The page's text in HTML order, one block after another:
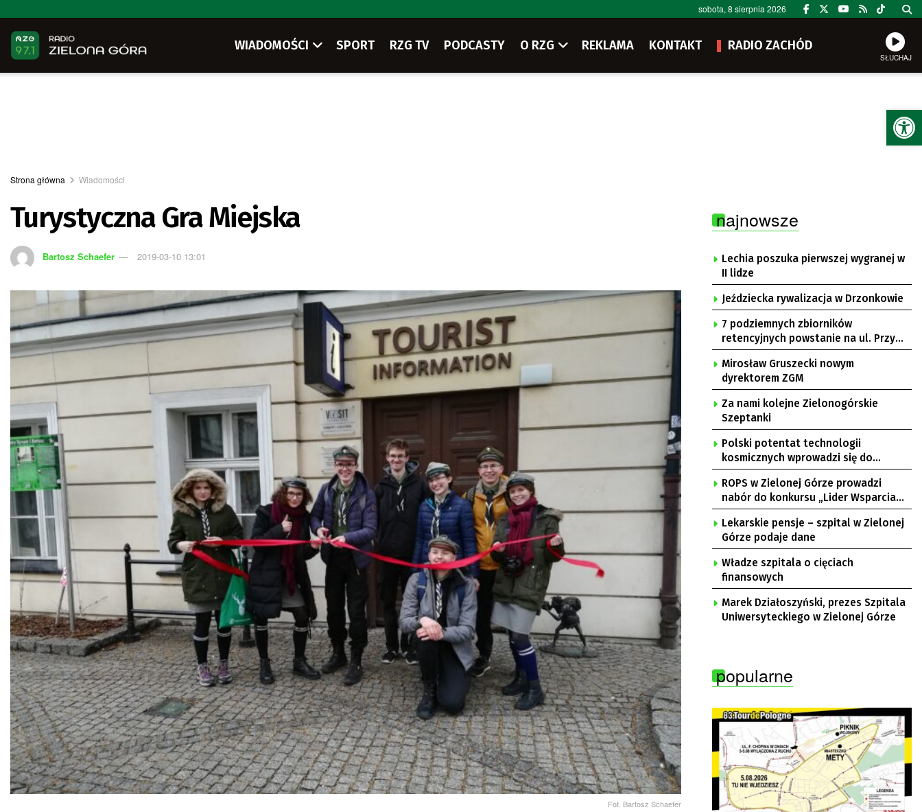
sobota, 8 sierpnia 2026
WIADOMOŚCI SPORT RZG TV PODCASTY O RZG REKLAMA KONTAKT RADIO ZACHÓD
SŁUCHAJ
Strona główna Wiadomości
Turystyczna Gra Miejska
Bartosz Schaefer 2019-03-10 13:01
Fot. Bartosz Schaefer
najnowsze
Lechia poszuka pierwszej wygranej w
II lidze
Jeździecka rywalizacja w Drzonkowie
7 podziemnych zbiorników
retencyjnych powstanie na ul. Przy
Gazowni
Mirosław Gruszecki nowym
dyrektorem ZGM
Za nami kolejne Zielonogórskie
Szeptanki
Polski potentat technologii
kosmicznych wprowadzi się do
Zielonej Góry
ROPS w Zielonej Górze prowadzi
nabór do konkursu „Lider Wsparcia
Seniora”
Lekarskie pensje – szpital w Zielonej
Górze podaje dane
Władze szpitala o cięciach
finansowych
Marek Działoszyński, prezes Szpitala
Uniwersyteckiego w Zielonej Górze
popularne